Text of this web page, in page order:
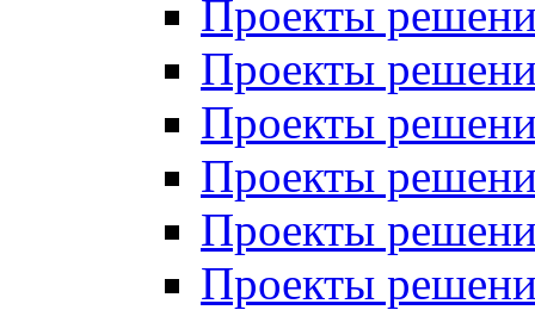
Проекты
Проекты
Проекты
Проекты
Проекты
Проекты